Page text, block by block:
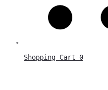
Shopping Cart 0